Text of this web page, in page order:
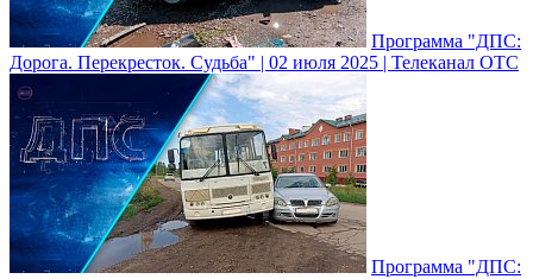
Программа "ДПС:
Дорога. Перекресток. Судьба" | 02 июля 2025 | Телеканал ОТС
Программа "ДПС: